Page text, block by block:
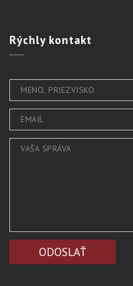
Rýchlykontakt